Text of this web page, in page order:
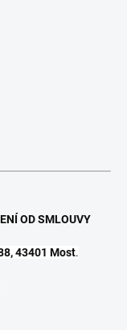
OD SMLOUVY
43401 Most.